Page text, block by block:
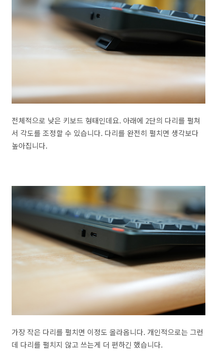
전체적으로 낮은 키보드 형태인데요. 아래에 2단의 다리를 펼쳐
서 각도를 조정할 수 있습니다. 다리를 완전히 펼치면 생각보다
높아집니다.
가장 작은 다리를 펼치면 이정도 올라옵니다. 개인적으로는 그런
데 다리를 펼치지 않고 쓰는게 더 편하긴 했습니다.